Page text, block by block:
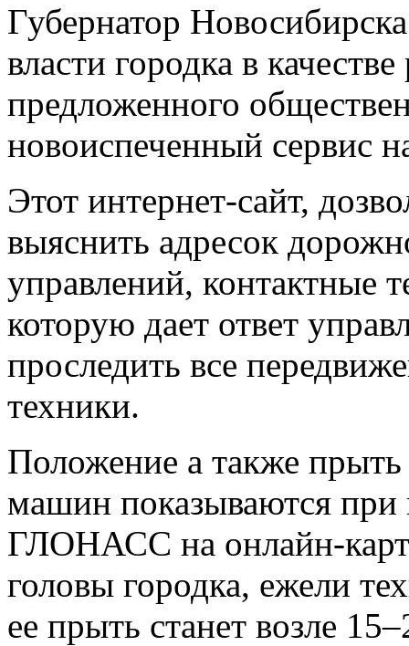
Губернатор
власти городка в
предложенного
новоиспеченный сервис
Этот интернет-сайт,
выяснить адресок
управлений, контактные
которую дает ответ
проследить все
техники.
Положение а также
машин показываются
ГЛОНАСС на онлайн-
головы городка, ежели
ее прыть станет возле